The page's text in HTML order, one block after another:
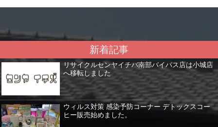
新着記事
リサイクルセンヤイチバ南部バイパス店は小城店
へ移転しました
ウィルス対策 感染予防コーナー デトックスコー
ヒー販売始めました。